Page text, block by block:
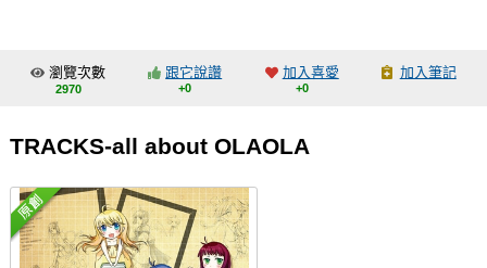
交流中心
會員中心
註冊會員
瀏覽次數
2970
跟它說讚
+0
加入喜愛
+0
加入筆記
TRACKS-all about OLAOLA